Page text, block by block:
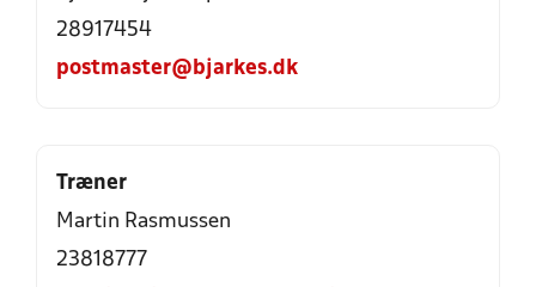
28917454
postmaster@bjarkes.dk
Træner
Martin Rasmussen
23818777